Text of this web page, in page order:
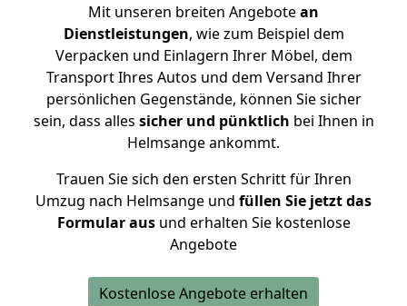
Mit unseren breiten Angebotean
Dienstleistungen, wie zum Beispiel dem
Verpacken und Einlagern Ihrer Möbel, dem
Transport Ihres Autos und dem Versand Ihrer
persönlichen Gegenstände, können Sie sicher
sein, dass alles sicher und pünktlich bei Ihnen in
Helmsange ankommt.
Trauen Sie sich den ersten Schritt für Ihren
Umzug nach Helmsange und füllen Sie jetzt das
Formular ausund erhalten Sie kostenlose
Angebote
Kostenlose Angebote erhalten